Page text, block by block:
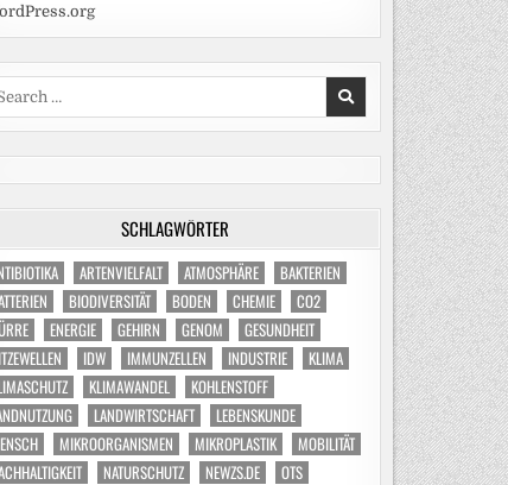
SCHLAGWÖRTER
ARTENVIELFALT ATMOSPHÄRE
BAKTERIEN
BIODIVERSITÄT BODEN CHEMIE
CO2
ENERGIE GEHIRN GENOM
GESUNDHEIT
IDW IMMUNZELLEN INDUSTRIE
KLIMA
KLIMAWANDEL
KOHLENSTOFF
LANDWIRTSCHAFT
LEBENSKUNDE
MIKROORGANISMEN MIKROPLASTIK
MOBILITÄT
NATURSCHUTZ NEWZS.DE
OTS